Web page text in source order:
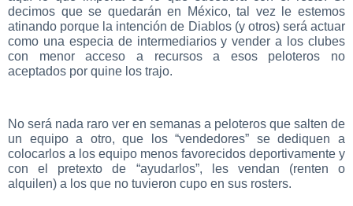
decimos que se quedarán en México, tal vez le estemos
atinando porque la intención de Diablos (y otros) será actuar
como una especia de intermediarios y vender a los clubes
con menor acceso a recursos a esos peloteros no
aceptados por quine los trajo.
No será nada raro ver en semanas a peloteros que salten de
un equipo a otro, que los “vendedores” se dediquen a
colocarlos a los equipo menos favorecidos deportivamente y
con el pretexto de “ayudarlos”, les vendan (renten o
alquilen) a los que no tuvieron cupo en sus rosters.